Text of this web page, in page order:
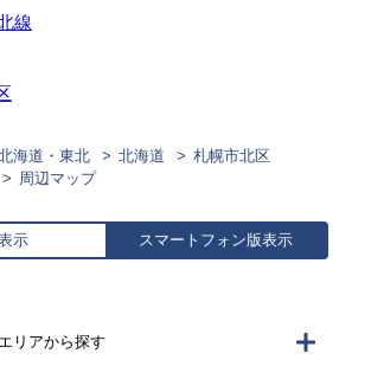
線
海道・東北 北海道
札幌市北区
周辺マップ
示 スマートフォン版表示
リアから探す